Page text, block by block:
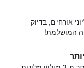
אורחים, בדיוק
המושלמת!